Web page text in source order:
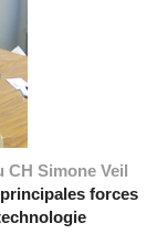
CH Simone Veil
forces